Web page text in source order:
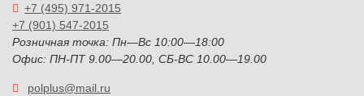
+7 (495) 971-2015
+7 (901) 547-2015
Розничная точка: Пн—Вс 10:00—18:00
Офис: ПН-ПТ 9.00—20.00, СБ-ВС 10.00—19.00
polplus@mail.ru